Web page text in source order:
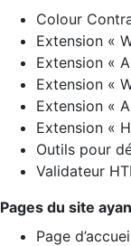
Colour
Extension «
Extension «
Extension «
Extension «
Extension «
Outils pour
Validateur
Pages du site
Page